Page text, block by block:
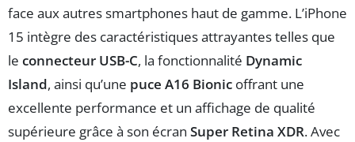
face aux autres smartphones haut de gamme. L’iPhone
15 intègre des caractéristiques attrayantes telles que
le connecteur USB-C, la fonctionnalité Dynamic
Island, ainsi qu’une puce A16 Bionic offrant une
excellente performance et un affichage de qualité
supérieure grâce à son écran Super Retina XDR. Avec